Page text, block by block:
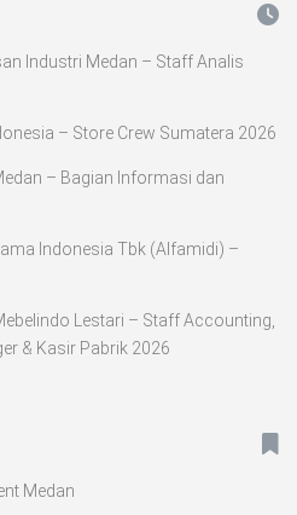
Industri Medan – Staff Analis
– Store Crew Sumatera 2026
– Bagian Informasi dan
Indonesia Tbk (Alfamidi) –
Lestari – Staff Accounting,
& Kasir Pabrik 2026
Medan